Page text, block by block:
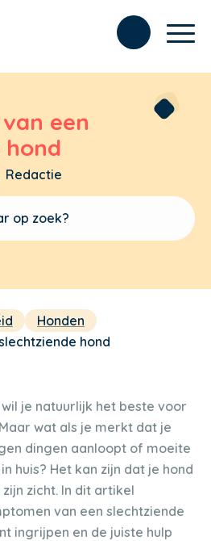
een
hond
Redactie
Honden
hond
je natuurlijk het beste voor
wat als je merkt dat je
dingen aanloopt of moeite
huis? Het kan zijn dat je hond
zicht. In dit artikel
van een slechtziende
ingrijpen en de juiste hulp